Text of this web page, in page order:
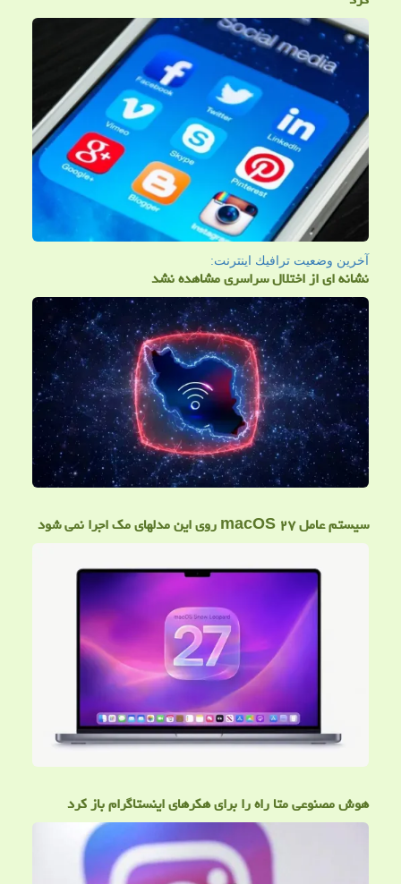
آخرین وضعیت ترافیك اینترنت:
نشانه ای از اختلال سراسری مشاهده نشد
سیستم عامل macOS ۲۷ روی این مدلهای مک اجرا نمی شود
هوش مصنوعی متا راه را برای هکرهای اینستاگرام باز کرد